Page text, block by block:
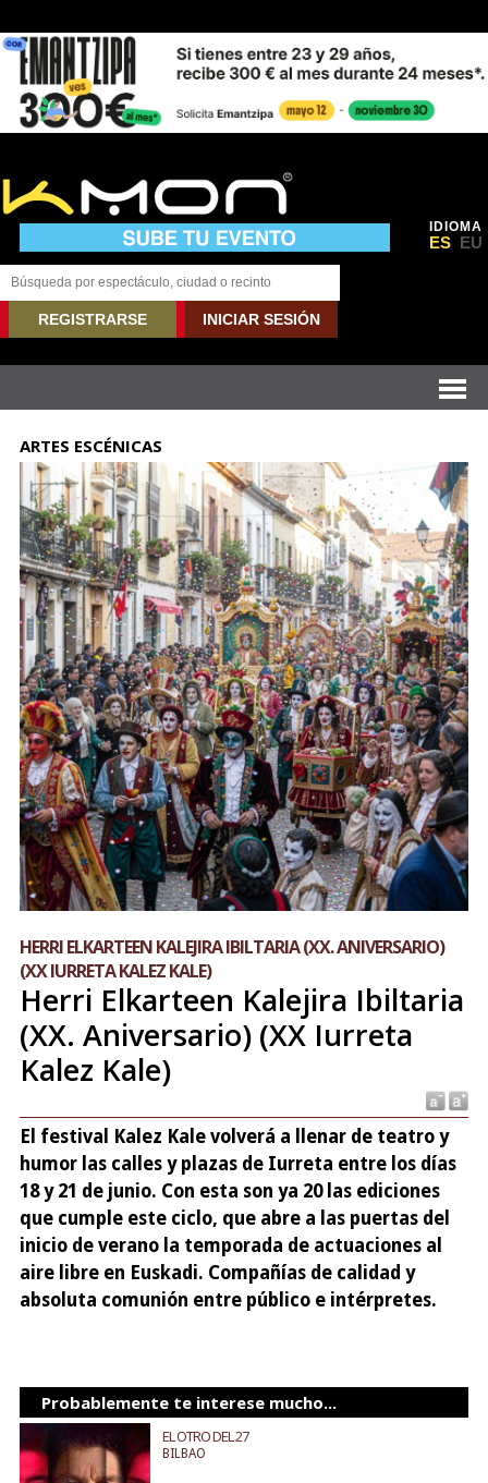
IDIOMA
ES EU
REGISTRARSE INICIAR SESIÓN
ARTES ESCÉNICAS
HERRI ELKARTEEN KALEJIRA IBILTARIA (XX. ANIVERSARIO)
(XX IURRETA KALEZ KALE)
Herri Elkarteen Kalejira Ibiltaria
(XX. Aniversario) (XX Iurreta
Kalez Kale)
El festival Kalez Kale volverá a llenar de teatro y
humor las calles y plazas de Iurreta entre los días
18 y 21 de junio. Con esta son ya 20 las ediciones
que cumple este ciclo, que abre a las puertas del
inicio de verano la temporada de actuaciones al
aire libre en Euskadi. Compañías de calidad y
absoluta comunión entre público e intérpretes.
Probablemente te interese mucho...
EL OTRO DEL 27
BILBAO